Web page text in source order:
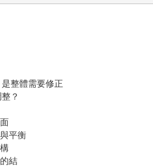
整體需要修正
？
平衡
結